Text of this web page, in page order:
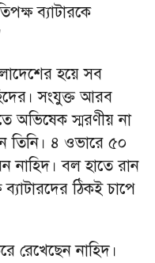
ব্যাটারকে
হয়ে সব
সংযুক্ত আরব
অভিষেক স্মরণীয় না
তিনি। ৪ ওভারে ৫০
নাহিদ। বল হাতে রান
ঠিকই চাপে
রেখেছেন নাহিদ।